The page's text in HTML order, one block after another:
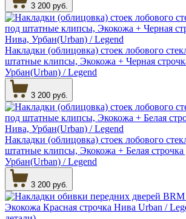
3 200 руб.
Накладки (облицовка) стоек лобового
штатные клипсы, Экокожа + Черная
Урбан(Urban) / Legend
3 200 руб.
Накладки (облицовка) стоек лобового
штатные клипсы, Экокожа + Белая
Урбан(Urban) / Legend
3 200 руб.